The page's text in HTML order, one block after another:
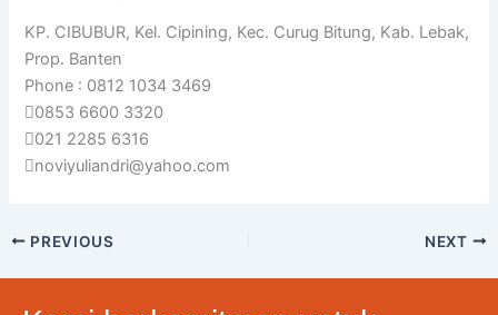
KP. CIBUBUR, Kel. Cipining, Kec. Curug Bitung, Kab. Lebak,
Prop. Banten
Phone : 0812 1034 3469
0853 6600 3320
021 2285 6316
noviyuliandri@yahoo.com
PREVIOUS NEXT